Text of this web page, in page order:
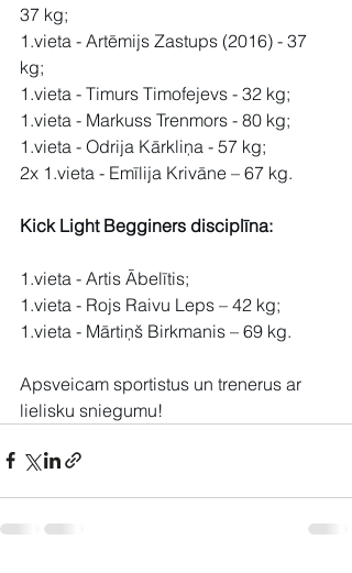
37 kg;
1.vieta - Artēmijs Zastups (2016) - 37
kg;
1.vieta - Timurs Timofejevs - 32 kg;
1.vieta - Markuss Trenmors - 80 kg;
1.vieta - Odrija Kārkliņa - 57 kg;
2x 1.vieta - Emīlija Krivāne – 67 kg.
Kick Light Begginers disciplīna:
1.vieta - Artis Ābelītis;
1.vieta - Rojs Raivu Leps – 42 kg;
1.vieta - Mārtiņš Birkmanis – 69 kg.
Apsveicam sportistus un trenerus ar
lielisku sniegumu!